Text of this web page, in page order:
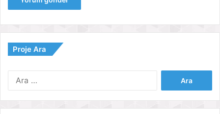
Proje Ara